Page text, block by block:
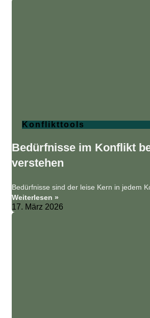
Konflikttools
Bedürfnisse im Konflikt
verstehen
Bedürfnisse sind der leise Kern in jedem
Weiterlesen »
17. März 2026